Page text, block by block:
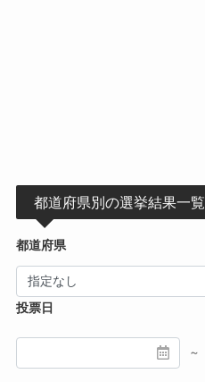
都道府県別の選挙結果一覧
都道府県
投票日
～